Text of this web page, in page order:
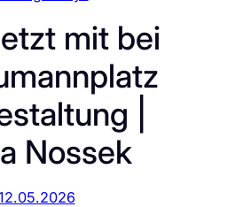
mit bei
|
Nossek